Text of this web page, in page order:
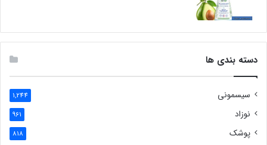
دسته بندی ها
سیسمونی 1,244
نوزاد 961
پوشک 818